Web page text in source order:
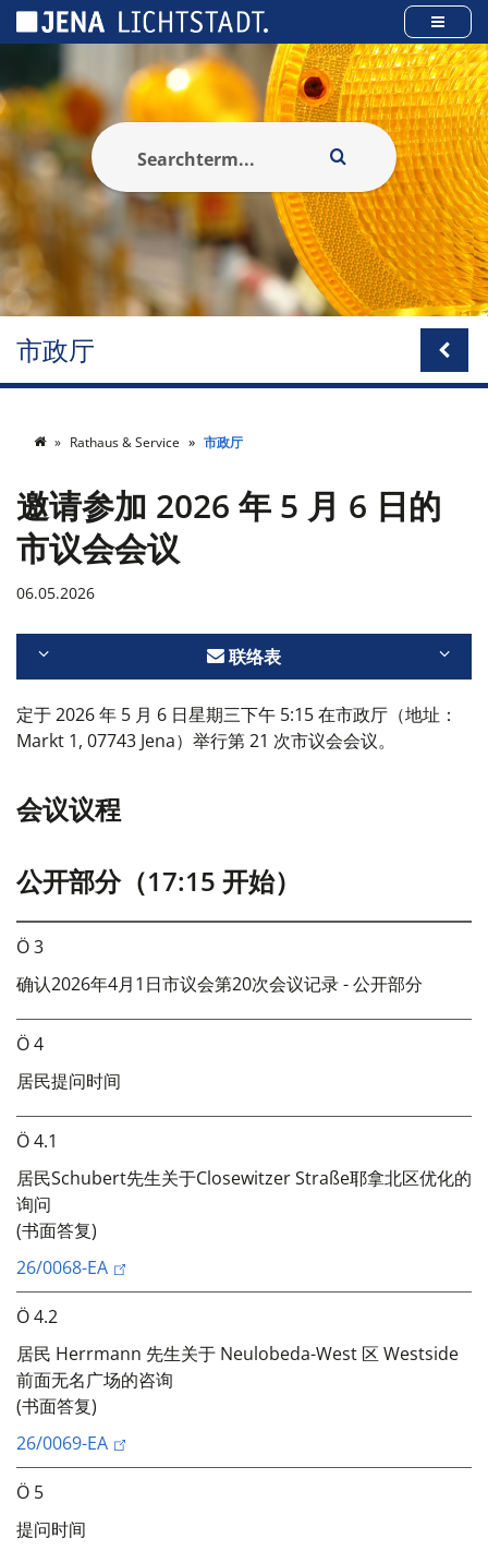
市政厅
Rathaus & Service 市政厅
邀请参加 2026 年 5 月 6 日的
市议会会议
06.05.2026
联络表
定于 2026 年 5 月 6 日星期三下午 5:15 在市政厅（地址：
Markt 1, 07743 Jena）举行第 21 次市议会会议。
会议议程
公开部分（17:15 开始）
Ö 3
确认2026年4月1日市议会第20次会议记录 - 公开部分
Ö 4
居民提问时间
Ö 4.1
居民Schubert先生关于Closewitzer Straße耶拿北区优化的
询问
(书面答复)
26/0068-EA
Ö 4.2
居民 Herrmann 先生关于 Neulobeda-West 区 Westside
前面无名广场的咨询
(书面答复)
26/0069-EA
Ö 5
提问时间
Cookies management panel